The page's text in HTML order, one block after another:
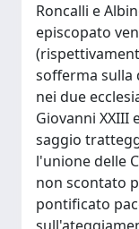
Roncalli e
episcopato
sofferma sulla
nei due
Giovanni XXIII
saggio
l'unione delle
non scontato
pontificato